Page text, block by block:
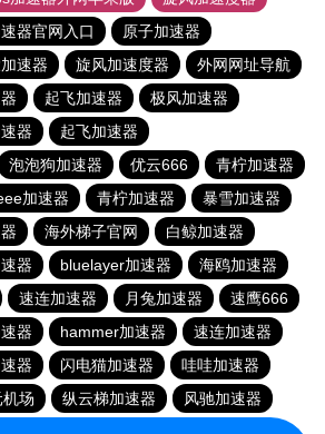
器官网入口
原子加速器
速器 旋风加速度器
外网网址导航
起飞加速器
极风加速器
器
起飞加速器
泡泡狗加速器 优云666
青柠加速器
加速器 青柠加速器
暴雪加速器
海外梯子官网
白鲸加速器
器 bluelayer加速器
海鸥加速器
速连加速器 月兔加速器
速鹰666
器 hammer加速器
速连加速器
器 闪电猫加速器
哇哇加速器
场 纵云梯加速器
风驰加速器